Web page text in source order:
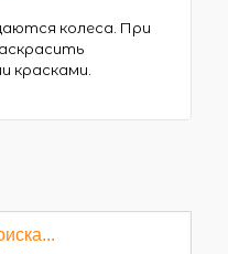
колеса. При
красками.